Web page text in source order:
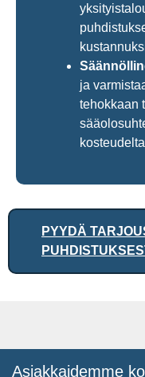
ja
tehokkaan
PYYDÄ
Asiakkaidemme